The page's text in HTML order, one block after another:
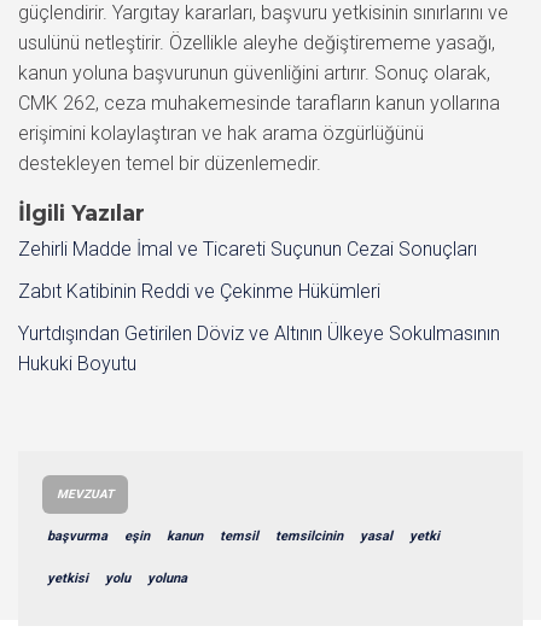
güçlendirir. Yargıtay kararları, başvuru yetkisinin sınırlarını ve
usulünü netleştirir. Özellikle aleyhe değiştirememe yasağı,
kanun yoluna başvurunun güvenliğini artırır. Sonuç olarak,
CMK 262, ceza muhakemesinde tarafların kanun yollarına
erişimini kolaylaştıran ve hak arama özgürlüğünü
destekleyen temel bir düzenlemedir.
İlgili Yazılar
Zehirli Madde İmal ve Ticareti Suçunun Cezai Sonuçları
Zabıt Katibinin Reddi ve Çekinme Hükümleri
Yurtdışından Getirilen Döviz ve Altının Ülkeye Sokulmasının
Hukuki Boyutu
MEVZUAT
başvurma eşin kanun temsil temsilcinin yasal yetki
yetkisi yolu yoluna